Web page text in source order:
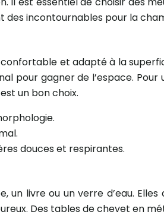
des incontournables pour la
et adapté à la
pour gagner de l’espace.
un bon choix.
douces et respirantes.
un livre ou un verre d’eau.
Des tables de chevet en